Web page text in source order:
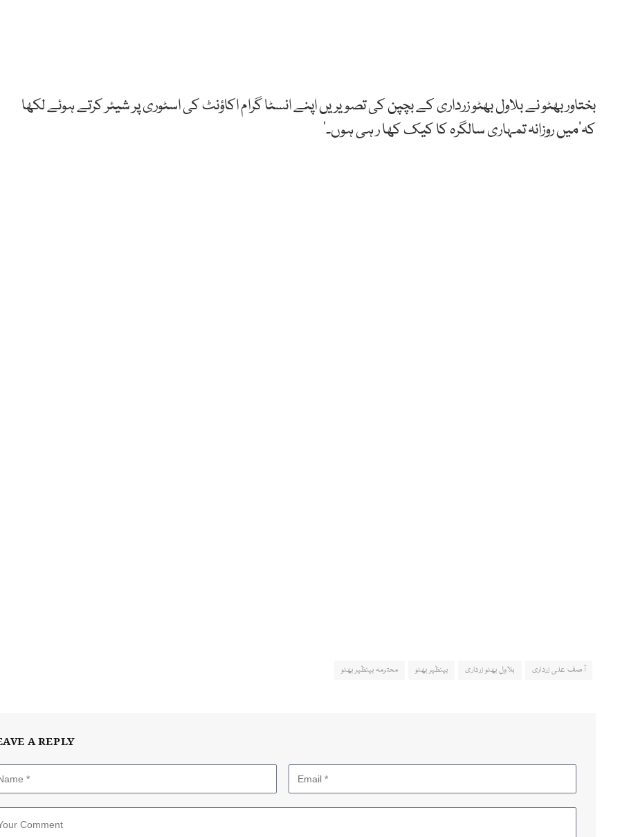
بختاور بھٹو نے بلاول بھٹو زرداری کے بچپن کی تصویریں اپنے انسٹا گرام اکاؤنٹ کی اسٹوری پر شیئر کرتے ہوئے لکھا
کہ’میں روزانہ تمہاری سالگرہ کا کیک کھا ر ہی ہوں۔‘
آصف علی زرداری بلاول بھٹو زرداری بینظیر بھٹو محترمہ بینظیر بھٹو
A REPLY